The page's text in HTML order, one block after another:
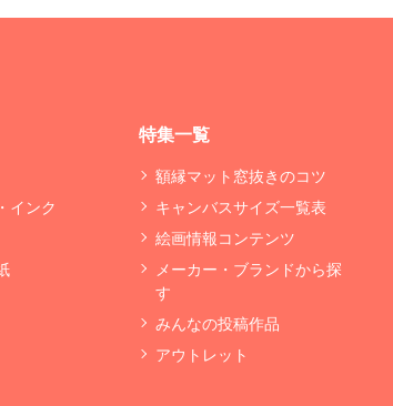
インク
特集一覧
額縁マット窓抜きのコツ
キャンバスサイズ一覧表
絵画情報コンテンツ
メーカー・ブランドから探
す
みんなの投稿作品
アウトレット